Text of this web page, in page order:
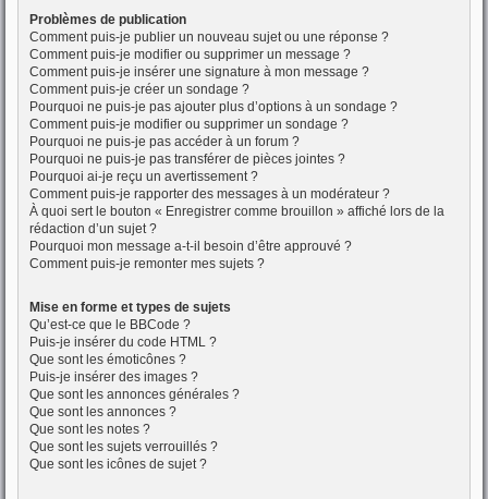
Problèmes de publication
Comment puis-je publier un nouveau sujet ou une réponse ?
Comment puis-je modifier ou supprimer un message ?
Comment puis-je insérer une signature à mon message ?
Comment puis-je créer un sondage ?
Pourquoi ne puis-je pas ajouter plus d’options à un sondage ?
Comment puis-je modifier ou supprimer un sondage ?
Pourquoi ne puis-je pas accéder à un forum ?
Pourquoi ne puis-je pas transférer de pièces jointes ?
Pourquoi ai-je reçu un avertissement ?
Comment puis-je rapporter des messages à un modérateur ?
À quoi sert le bouton « Enregistrer comme brouillon » affiché lors de la
rédaction d’un sujet ?
Pourquoi mon message a-t-il besoin d’être approuvé ?
Comment puis-je remonter mes sujets ?
Mise en forme et types de sujets
Qu’est-ce que le BBCode ?
Puis-je insérer du code HTML ?
Que sont les émoticônes ?
Puis-je insérer des images ?
Que sont les annonces générales ?
Que sont les annonces ?
Que sont les notes ?
Que sont les sujets verrouillés ?
Que sont les icônes de sujet ?